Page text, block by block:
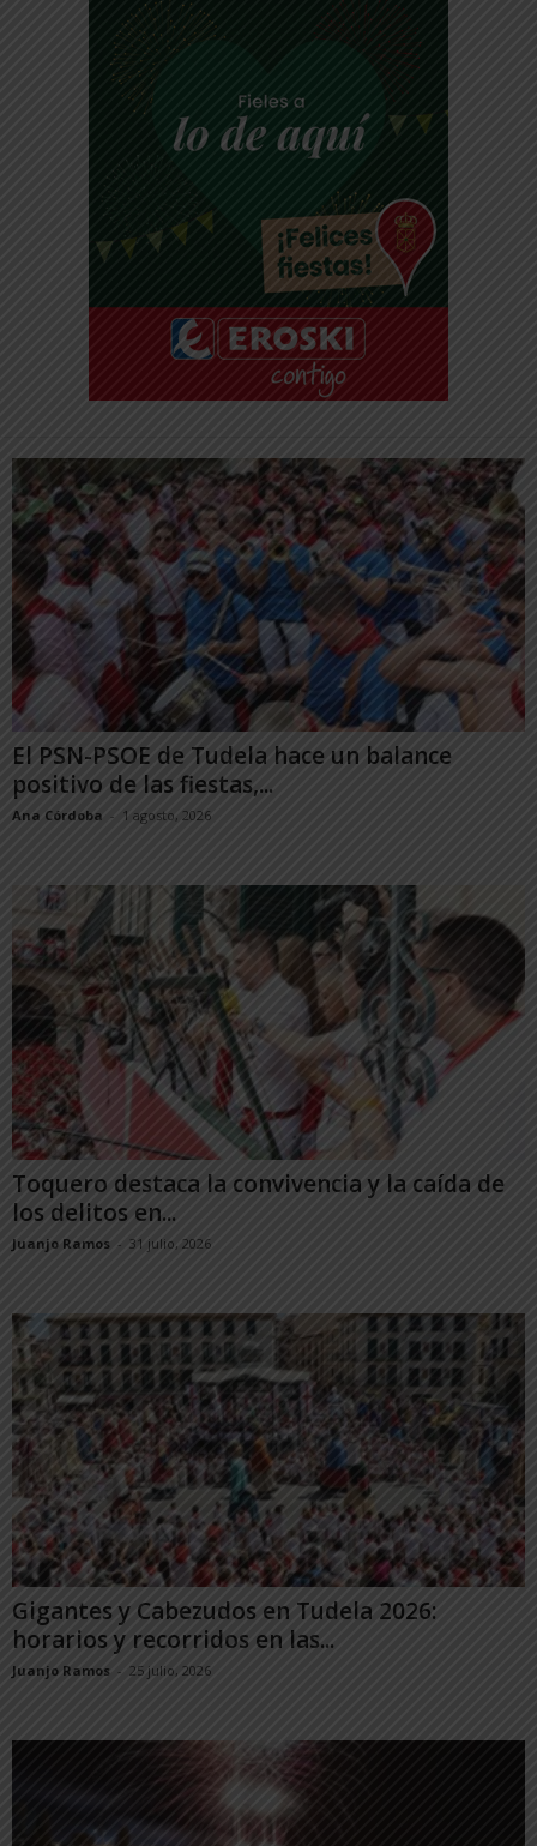
El PSN-PSOE de Tudela hace un balance
positivo de las fiestas,...
Ana Córdoba - 1 agosto, 2026
Toquero destaca la convivencia y la caída de
los delitos en...
Juanjo Ramos - 31 julio, 2026
Gigantes y Cabezudos en Tudela 2026:
horarios y recorridos en las...
Juanjo Ramos - 25 julio, 2026